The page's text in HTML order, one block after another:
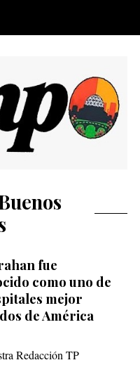
fue
como uno de
mejor
de América
Redacción TP